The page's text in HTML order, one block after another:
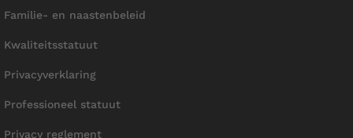
Familie- en naastenbeleid
Kwaliteitsstatuut
Privacyverklaring
Professioneel statuut
Privacy reglement